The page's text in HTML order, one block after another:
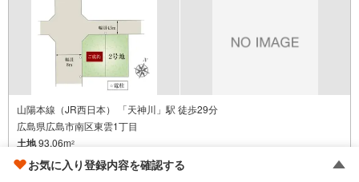
山陽本線（JR西日本） 「天神川」駅 徒歩29分
広島県広島市南区東雲1丁目
土地93.06m2
建築条件付き土地
お気に入り登録内容を確認する